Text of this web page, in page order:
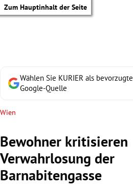
Zum Hauptinhalt der Seite
Wählen Sie KURIER als bevorzugte
Google-Quelle
Wien
Bewohner kritisieren
Verwahrlosung der
Barnabitengasse